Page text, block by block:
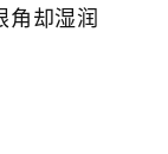
角却湿润